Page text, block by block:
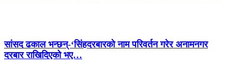
सांसद ढकाल भन्छन्-‘सिंहदरबारको नाम परिवर्तन गरेर अनामनगर
दरबार राखिदिएको भए…